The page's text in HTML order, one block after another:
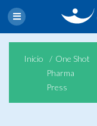
Inicio
One Shot
Pharma
Press